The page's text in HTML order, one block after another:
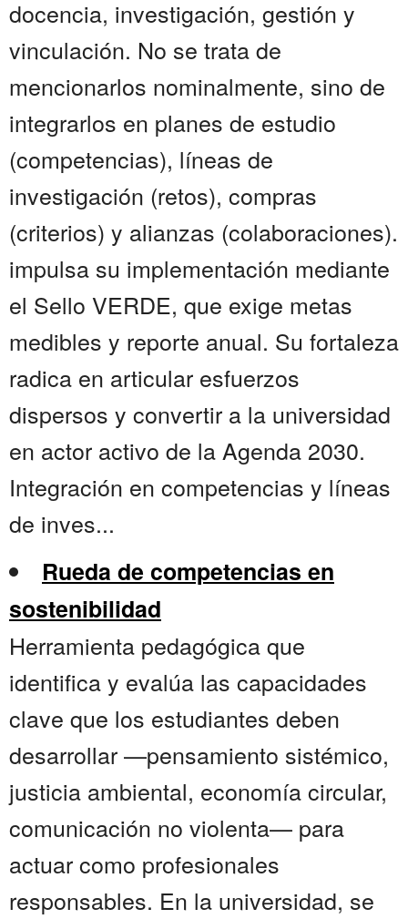
docencia, investigación, gestión y
vinculación. No se trata de
mencionarlos nominalmente, sino de
integrarlos en planes de estudio
(competencias), líneas de
investigación (retos), compras
(criterios) y alianzas (colaboraciones).
impulsa su implementación mediante
el Sello VERDE, que exige metas
medibles y reporte anual. Su fortaleza
radica en articular esfuerzos
dispersos y convertir a la universidad
en actor activo de la Agenda 2030.
Integración en competencias y líneas
de inves...
Rueda de competencias en
sostenibilidad
Herramienta pedagógica que
identifica y evalúa las capacidades
clave que los estudiantes deben
desarrollar —pensamiento sistémico,
justicia ambiental, economía circular,
comunicación no violenta— para
actuar como profesionales
responsables. En la universidad, se